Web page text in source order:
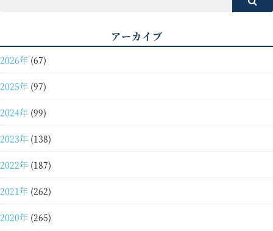
アーカイブ
2026年 (67)
2025年 (97)
2024年 (99)
2023年 (138)
2022年 (187)
2021年 (262)
2020年 (265)